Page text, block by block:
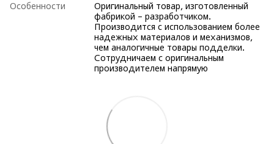
Особенности
Оригинальный товар, изготовленный
фабрикой – разработчиком.
Производится с использованием более
надежных материалов и механизмов,
чем аналогичные товары подделки.
Сотрудничаем с оригинальным
производителем напрямую